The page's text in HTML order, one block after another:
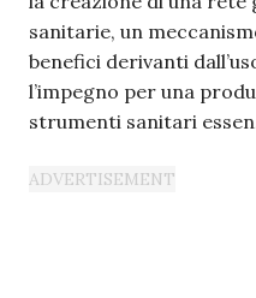
sanitarie, un
benefici derivanti
l’impegno per una
strumenti sanitari